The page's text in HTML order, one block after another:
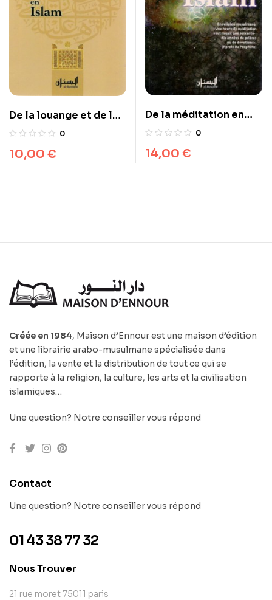
De la louange et de la
reconnaissance en
0
10,00 €
De la méditation en
Islam
0
14,00 €
Créée en 1984, Maison d’Ennour est une maison d’édition
et une librairie arabo-musulmane spécialisée dans
l’édition, la vente et la distribution de tout ce qui se
rapporte à la religion, la culture, les arts et la civilisation
islamiques…
Une question? Notre conseiller vous répond
Contact
Une question? Notre conseiller vous répond
01 43 38 77 32
Nous Trouver
21 rue moret 75011 paris